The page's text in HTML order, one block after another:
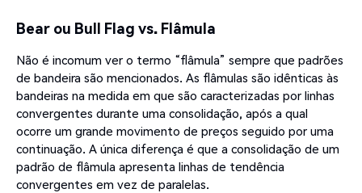
Bear ou Bull Flag vs. Flâmula
Não é incomum ver o termo “flâmula” sempre que padrões
de bandeira são mencionados. As flâmulas são idênticas às
bandeiras na medida em que são caracterizadas por linhas
convergentes durante uma consolidação, após a qual
ocorre um grande movimento de preços seguido por uma
continuação. A única diferença é que a consolidação de um
padrão de flâmula apresenta linhas de tendência
convergentes em vez de paralelas.